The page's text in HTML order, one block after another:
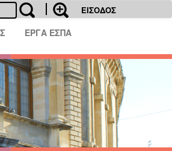
ΕΙΣΟΔΟΣ
ΕΡΓΑ ΕΣΠΑ